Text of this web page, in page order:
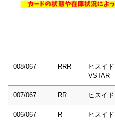
008/067 RRR
ヒスイ
VSTAR
007/067 RR ヒスイ
006/067 R ヒスイ